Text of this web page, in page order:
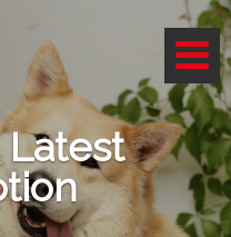
Latest